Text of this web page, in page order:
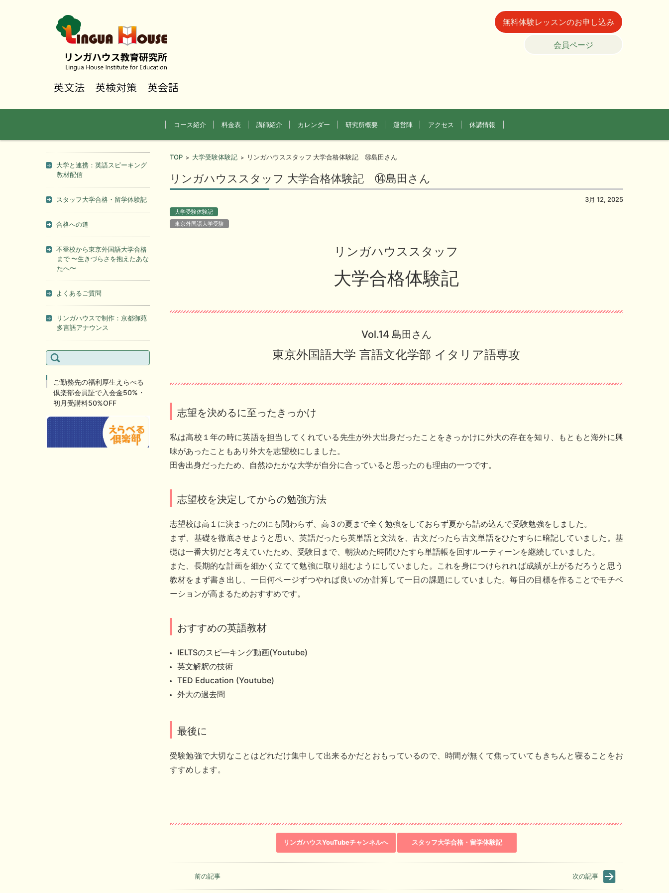
無料体験レッスンのお申し込み
会員ページ
コース紹介
料金表 講師紹介 カレンダー 研究所概要 運営陣 アクセス 休講情報
TOP> 大学受験体験記> リンガハウススタッフ 大学合格体験記 ⑭島田さん
リンガハウススタッフ 大学合格体験記 ⑭島田さん
3月 12, 2025
大学受験体験記
東京外国語大学受験
リンガハウススタッフ
大学合格体験記
Vol.14 島田さん
東京外国語大学言語文化学部 イタリア語専攻
志望を決めるに至ったきっかけ
私は高校１年の時に英語を担当してくれている先生が外大出身だったことをきっかけに外大の存在を知り、もともと海外に興
味があったこともあり外大を志望校にしました。
田舎出身だったため、自然ゆたかな大学が自分に合っていると思ったのも理由の一つです。
志望校を決定してからの勉強方法
志望校は高１に決まったのにも関わらず、高３の夏まで全く勉強をしておらず夏から詰め込んで受験勉強をしました。
まず、基礎を徹底させようと思い、英語だったら英単語と文法を、古文だったら古文単語をひたすらに暗記していました。基
礎は一番大切だと考えていたため、受験日まで、朝決めた時間ひたすら単語帳を回すルーティーンを継続していました。
また、長期的な計画を細かく立てて勉強に取り組むようにしていました。これを身につけられれば成績が上がるだろうと思う
教材をまず書き出し、一日何ページずつやれば良いのか計算して一日の課題にしていました。毎日の目標を作ることでモチベ
ーションが高まるためおすすめです。
おすすめの英語教材
IELTSのスピ―キング動画(Youtube)
英文解釈の技術
TED Education (Youtube)
外大の過去問
最後に
受験勉強で大切なことはどれだけ集中して出来るかだとおもっているので、時間が無くて焦っていてもきちんと寝ることをお
すすめします。
リンガハウスYouTubeチャンネルへ スタッフ大学合格・留学体験記
前の記事 次の記事
大学と連携：英語スピーキング
教材配信
スタッフ大学合格・留学体験記
合格への道
不登校から東京外国語大学合格
まで 〜生きづらさを抱えたあな
たへ〜
よくあるご質問
リンガハウスで制作：京都御苑
多言語アナウンス
検
索:
ご勤務先の福利厚生えらべる
倶楽部会員証で入会金50%・
初月受講料50%OFF